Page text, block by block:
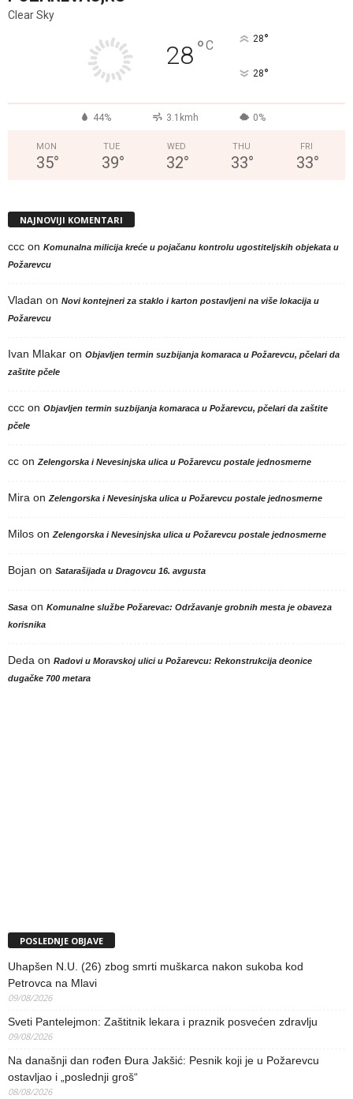
Clear Sky
28°C 28°
28°
44% 3.1kmh 0%
MON
35°
TUE
39°
WED
32°
THU
33°
FRI
33°
NAJNOVIJI KOMENTARI
ccc on Komunalna milicija kreće u pojačanu kontrolu ugostiteljskih objekata u
Požarevcu
Vladan on Novi kontejneri za staklo i karton postavljeni na više lokacija u
Požarevcu
Ivan Mlakar on Objavljen termin suzbijanja komaraca u Požarevcu, pčelari da
zaštite pčele
ccc on Objavljen termin suzbijanja komaraca u Požarevcu, pčelari da zaštite
pčele
cc on Zelengorska i Nevesinjska ulica u Požarevcu postale jednosmerne
Mira on Zelengorska i Nevesinjska ulica u Požarevcu postale jednosmerne
Milos on Zelengorska i Nevesinjska ulica u Požarevcu postale jednosmerne
Bojan on Satarašijada u Dragovcu 16. avgusta
Sasa on Komunalne službe Požarevac: Održavanje grobnih mesta je obaveza
korisnika
Deda on Radovi u Moravskoj ulici u Požarevcu: Rekonstrukcija deonice
dugačke 700 metara
POSLEDNJE OBJAVE
Uhapšen N.U. (26) zbog smrti muškarca nakon sukoba kod
Petrovca na Mlavi
09/08/2026
Sveti Pantelejmon: Zaštitnik lekara i praznik posvećen zdravlju
09/08/2026
Na današnji dan rođen Đura Jakšić: Pesnik koji je u Požarevcu
ostavljao i „poslednji groš“
08/08/2026